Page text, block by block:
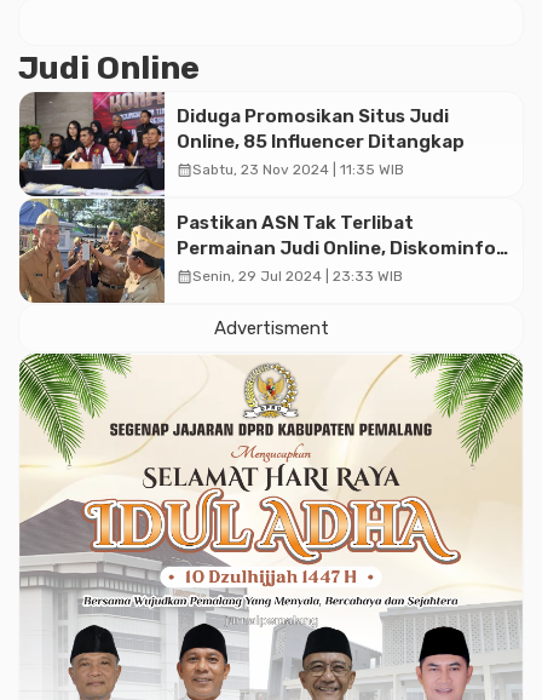
Judi Online
Diduga Promosikan Situs Judi
Online, 85 Influencer Ditangkap
calendar_monthSabtu, 23 Nov 2024 | 11:35 WIB
Pastikan ASN Tak Terlibat
Permainan Judi Online, Diskominfo
Sidak Handphone Milik ASN
calendar_monthSenin, 29 Jul 2024 | 23:33 WIB
Advertisment